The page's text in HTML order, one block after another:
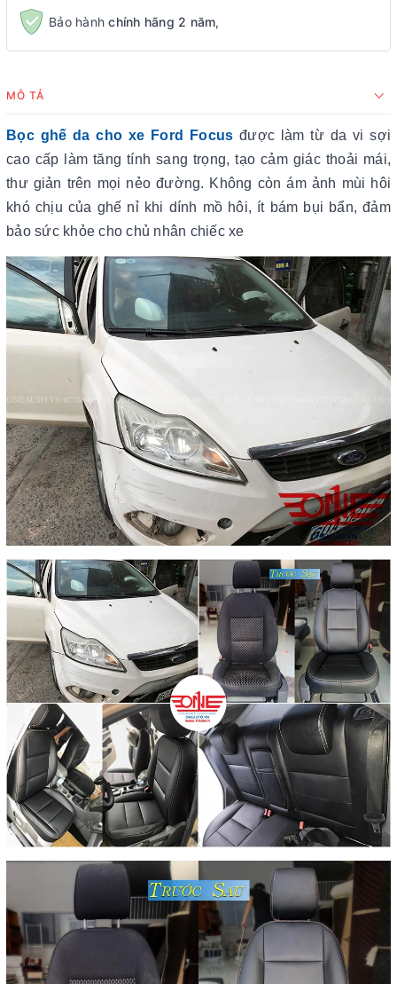
Bảo hànhchính hãng 2 năm,
MÔ TẢ
Bọc ghế da cho xe Ford Focus được làm từ da vi sợi
cao cấp làm tăng tính sang trọng, tạo cảm giác thoải mái,
thư giản trên mọi nẻo đường. Không còn ám ảnh mùi hôi
khó chịu của ghế nỉ khi dính mồ hôi, ít bám bụi bẩn, đảm
bảo sức khỏe cho chủ nhân chiếc xe